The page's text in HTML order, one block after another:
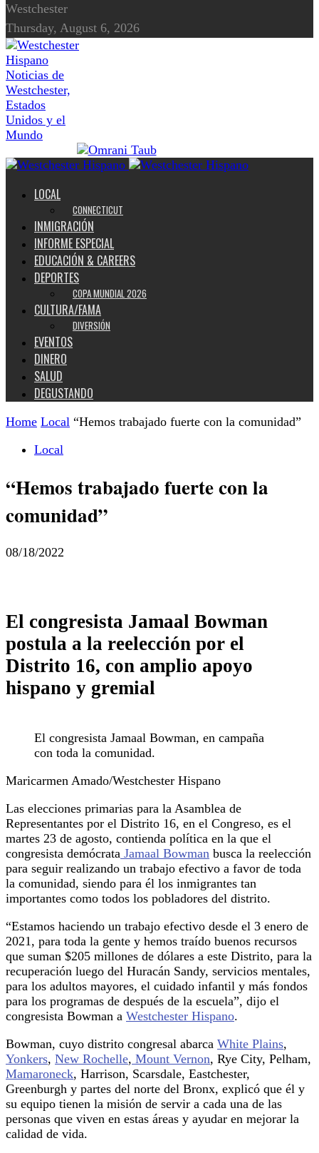
Westchester
Thursday, August 6, 2026
Noticias de
Westchester,
Estados
Unidos y el
Mundo
LOCAL
CONNECTICUT
INMIGRACIÓN
INFORME ESPECIAL
EDUCACIÓN & CAREERS
DEPORTES
COPA MUNDIAL 2026
CULTURA/FAMA
DIVERSIÓN
EVENTOS
DINERO
SALUD
DEGUSTANDO
Home Local “Hemos trabajado fuerte con la comunidad”
Local
“Hemos trabajado fuerte con la
comunidad”
08/18/2022
El congresista Jamaal Bowman
postula a la reelección por el
Distrito 16, con amplio apoyo
hispano y gremial
El congresista Jamaal Bowman, en campaña
con toda la comunidad.
Maricarmen Amado/Westchester Hispano
Las elecciones primarias para la Asamblea de
Representantes por el Distrito 16, en el Congreso, es el
martes 23 de agosto, contienda política en la que el
congresista demócrata Jamaal Bowman busca la reelección
para seguir realizando un trabajo efectivo a favor de toda
la comunidad, siendo para él los inmigrantes tan
importantes como todos los pobladores del distrito.
“Estamos haciendo un trabajo efectivo desde el 3 enero de
2021, para toda la gente y hemos traído buenos recursos
que suman $205 millones de dólares a este Distrito, para la
recuperación luego del Huracán Sandy, servicios mentales,
para los adultos mayores, el cuidado infantil y más fondos
para los programas de después de la escuela”, dijo el
congresista Bowman a Westchester Hispano.
Bowman, cuyo distrito congresal abarca White Plains,
Yonkers, New Rochelle, Mount Vernon, Rye City, Pelham,
Mamaroneck, Harrison, Scarsdale, Eastchester,
Greenburgh y partes del norte del Bronx, explicó que él y
su equipo tienen la misión de servir a cada una de las
personas que viven en estas áreas y ayudar en mejorar la
calidad de vida.